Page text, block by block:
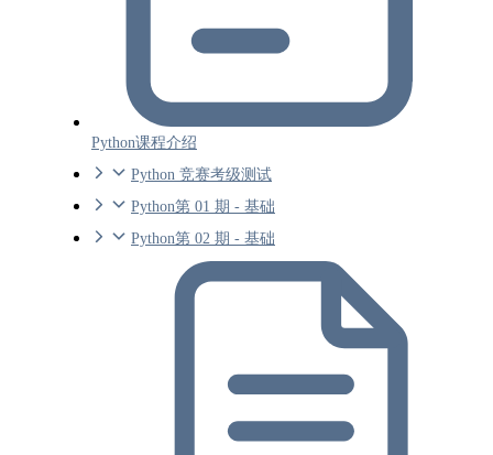
Python课程介绍
Python 竞赛考级测试
Python第 01 期 - 基础
Python第 02 期 - 基础